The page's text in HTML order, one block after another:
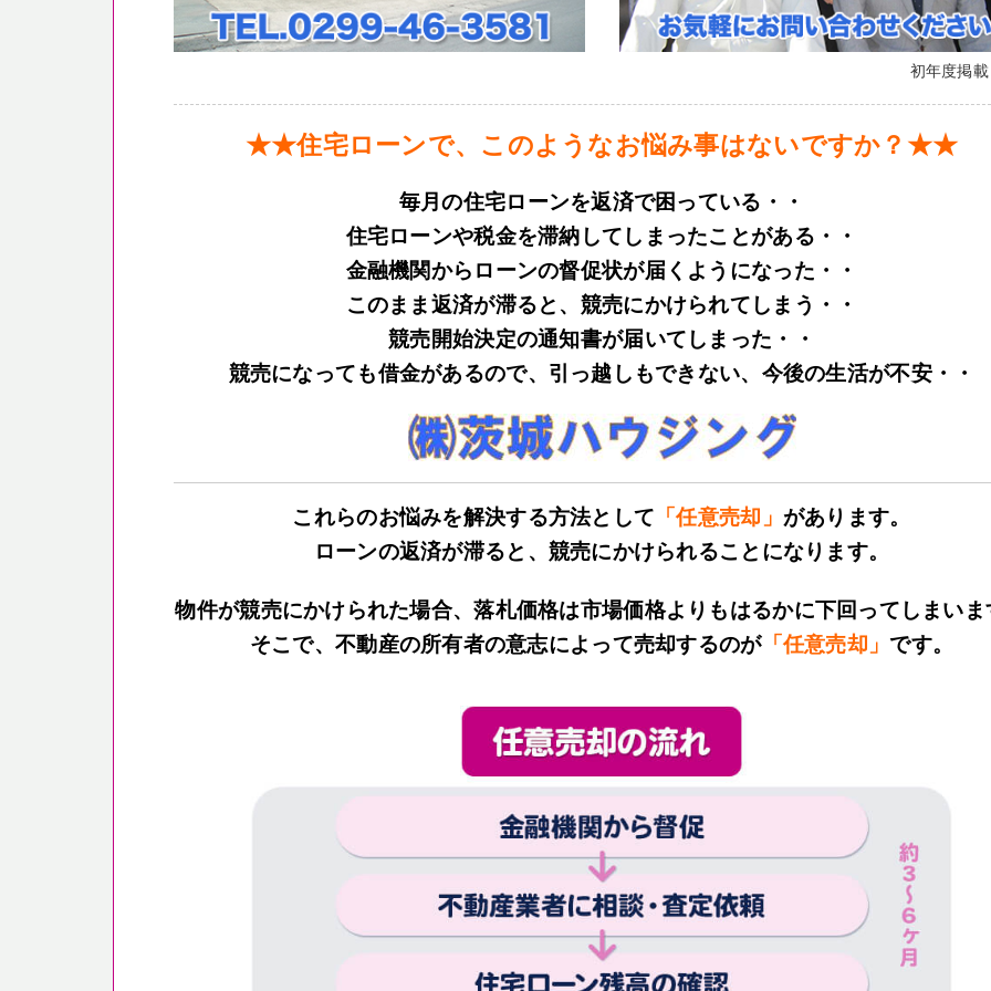
初年度掲
★★住宅ローンで、このようなお悩み事はないですか？★★
毎月の住宅ローンを返済で困っている・・
住宅ローンや税金を滞納してしまったことがある・・
金融機関からローンの督促状が届くようになった・・
このまま返済が滞ると、競売にかけられてしまう・・
競売開始決定の通知書が届いてしまった・・
競売になっても借金があるので、引っ越しもできない、今後の生活が不安・・
これらのお悩みを解決する方法として 「任意売却」 があります。
ローンの返済が滞ると、競売にかけられることになります。
物件が競売にかけられた場合、落札価格は市場価格よりもはるかに下回ってしまい
そこで、不動産の所有者の意志によって売却するのが「任意売却」です。